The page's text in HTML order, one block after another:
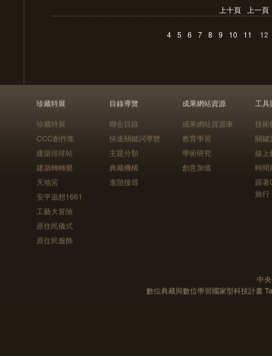
上十頁 上一頁
4 5 6 7 8 9 10 11 12
珍藏特展
珍藏特展
CCC創作集
建築排排站
建築轉轉樂
天地宮
安平追想1661
工藝大冒險
原住民儀式
原住民服飾
目錄導覽
聯合目錄
快速關鍵詞導覽
主題分類
典藏機構
進階搜尋
成果網站資源
成果網站資源庫
教育學習
學術研究
創意加值
工具
技術
關鍵
線上
時間
跟
旅行
中
數位典藏與數位學習國家型科技計畫